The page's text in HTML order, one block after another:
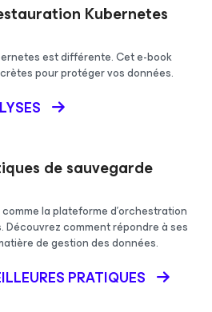
Kubernetes
est différente. Cet e-book
pour protéger vos données.
de sauvegarde
la plateforme d’orchestration
comment répondre à ses
de gestion des données.
PRATIQUES